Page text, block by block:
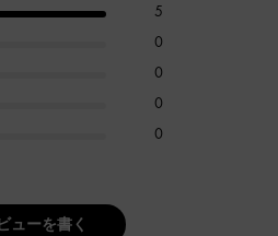
5
0
0
0
0
ューを書く